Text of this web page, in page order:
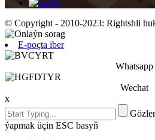
© Copyright - 2010-2023: Rightshli
E-poçta iber
Whatsapp
Wechat
x
ýapmak üçin ESC basyň